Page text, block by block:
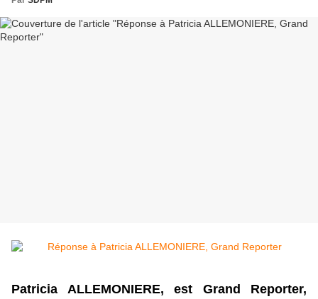
Patricia ALLEMONIERE, est Grand Reporter,